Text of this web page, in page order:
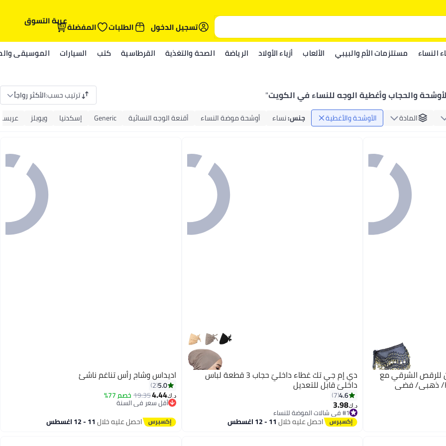
تسجيل الدخول
الطلبات المفضلةعربة التسوق
النساء مستلزمات الأم والبيبي الألعاب أزياء الأولاد الرياضة الصحة والتغذية القرطاسية كتب السيارات الموسيقى
والحجاب وأغطية الوجه للنساء في الكويت" ترتيب حسب:الأكثر رواجاً
المادة الأوشحة والأغطية جنس:نساء أوشحة موضة النساء أقنعة الوجه النسائية Generic إسكدنيا ويوبلز
للرقص الشرقي مع دي إم جي تك غطاء داخليّ حجاب 3 قطعة لباس
داخليّ قابل للتعديل
4.6
7
د.ك‏3.98
#1 في شالات الموضة للنساء
تم بيع +10 مؤخرًا
#1 في شالات الموضة للنساء احصل عليه خلال11 - 12 اغسطس
اديداس وشاح رأس تناغم ناشئ
5.0
2
د.ك‏4.44
19.35 خصم 77%
أقل سعر في السنة
أقل سعر في السنة
احصل عليه خلال11 - 12 اغسطس